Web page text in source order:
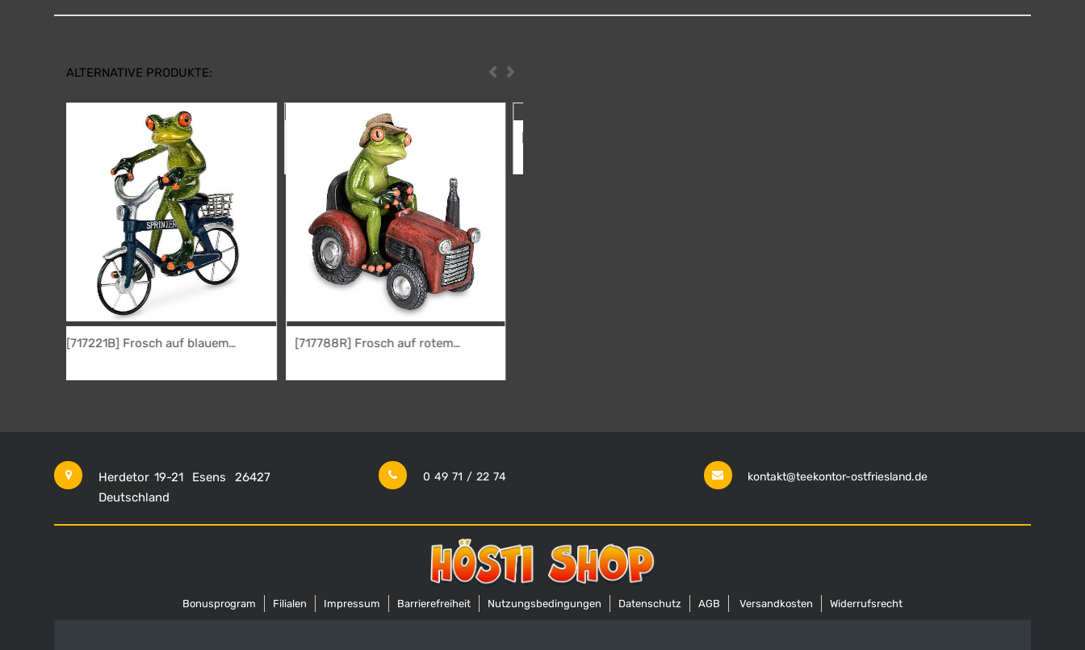
ALTERNATIVE PRODUKTE: ZurückWeiter
[717788R] Frosch auf rotem
[717283W] Froschpaar auf weißem
Herdetor 19-21 Esens
26427
Deutschland
0 49 71 / 22 74 kontakt@teekontor-ostfriesland.de
Bonusprogram Filialen Impressum Barrierefreiheit Nutzungsbedingungen Datenschutz AGB Versandkosten Widerrufsrecht